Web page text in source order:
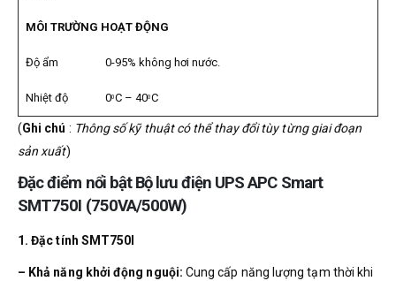
MÔI TRƯỜNG HOẠT ĐỘNG
Độ ẩm 0-95% không hơi nước.
Nhiệt độ 00C – 400C
(Ghi chú : Thông số kỹ thuật có thể thay đổi tùy từng giai đoạn
sản xuất)
Đặc điểm nổi bật Bộ lưu điện UPS APC Smart
SMT750I (750VA/500W)
1. Đặc tính SMT750I
– Khả năng khởi động nguội: Cung cấp năng lượng tạm thời khi